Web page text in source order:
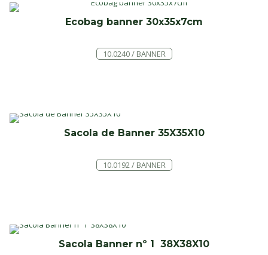
Ecobag banner 30x35x7cm
10.0240 / BANNER
Sacola de Banner 35X35X10
10.0192 / BANNER
Sacola Banner nº 1 38X38X10